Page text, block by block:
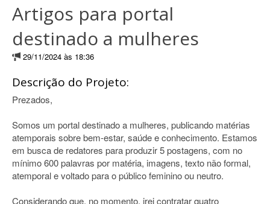
Artigos para portal
destinado a mulheres
29/11/2024 às 18:36
Descrição do Projeto:
Prezados,
Somos um portal destinado a mulheres, publicando matérias
atemporais sobre bem-estar, saúde e conhecimento. Estamos
em busca de redatores para produzir 5 postagens, com no
mínimo 600 palavras por matéria, imagens, texto não formal,
atemporal e voltado para o público feminino ou neutro.
Considerando que, no momento, irei contratar quatro